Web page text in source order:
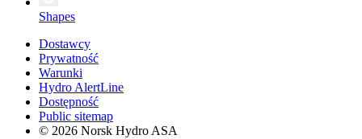
Shapes
Dostawcy
Prywatność
Warunki
Hydro AlertLine
Dostępność
Public sitemap
© 2026 Norsk Hydro ASA